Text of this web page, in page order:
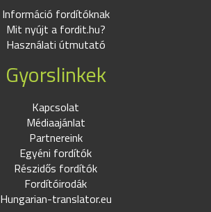
Információ fordítóknak
Mit nyújt a fordit.hu?
Használati útmutató
Gyorslinkek
Kapcsolat
Médiaajánlat
Partnereink
Egyéni fordítók
Részidős fordítók
Fordítóirodák
Hungarian-translator.eu